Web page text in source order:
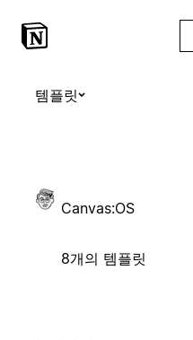
템플릿
Canvas:OS
8개의 템플릿